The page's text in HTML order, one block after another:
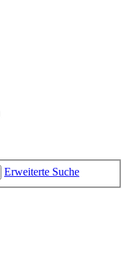
Erweiterte Suche